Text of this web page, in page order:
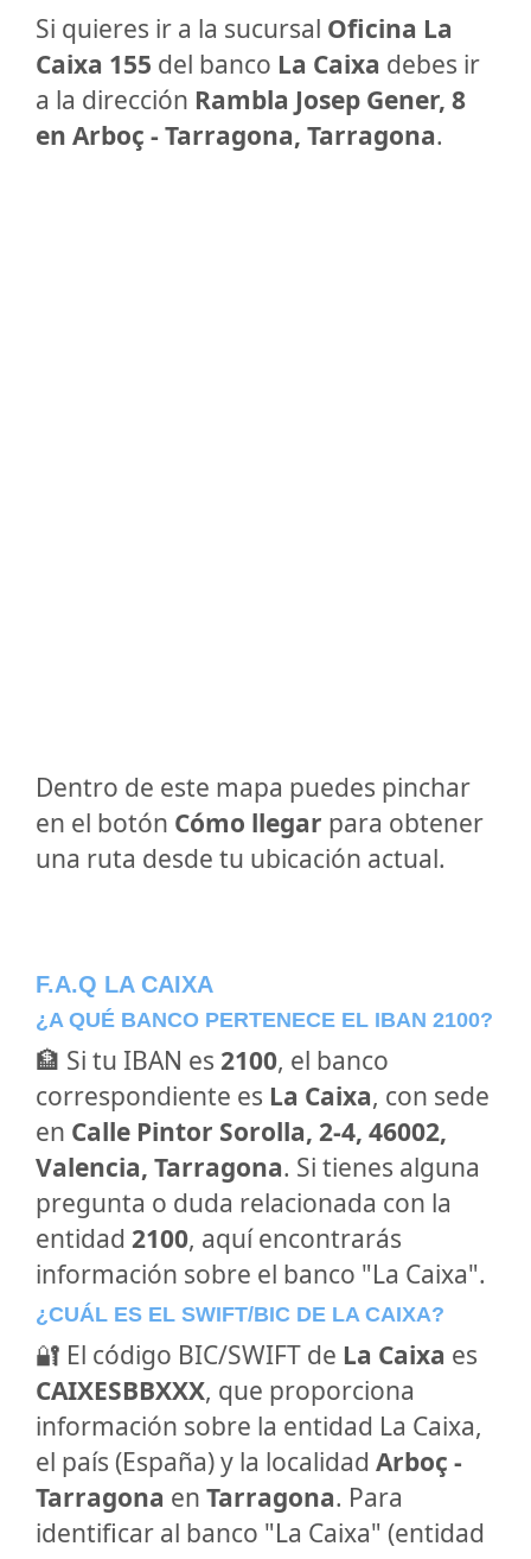
Si quieres ir a la sucursal Oficina La
Caixa 155 del banco La Caixa debes ir
a la dirección Rambla Josep Gener, 8
en Arboç - Tarragona, Tarragona.
Dentro de este mapa puedes pinchar
en el botón Cómo llegar para obtener
una ruta desde tu ubicación actual.
F.A.Q LA CAIXA
¿A QUÉ BANCO PERTENECE EL IBAN 2100?
🏦 Si tu IBAN es 2100, el banco
correspondiente es La Caixa, con sede
en Calle Pintor Sorolla, 2-4, 46002,
Valencia, Tarragona. Si tienes alguna
pregunta o duda relacionada con la
entidad 2100, aquí encontrarás
información sobre el banco "La Caixa".
¿CUÁL ES EL SWIFT/BIC DE LA CAIXA?
🔐 El código BIC/SWIFT de La Caixa es
CAIXESBBXXX, que proporciona
información sobre la entidad La Caixa,
el país (España) y la localidad Arboç -
Tarragona en Tarragona. Para
identificar al banco "La Caixa" (entidad